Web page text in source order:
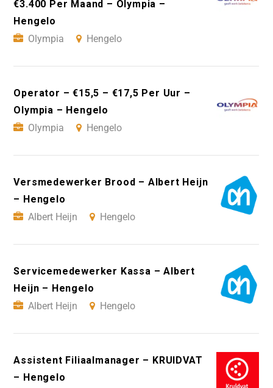
€3.400 Per Maand – Olympia –
Hengelo
Olympia
Hengelo
Operator – €15,5 – €17,5 Per Uur –
Olympia – Hengelo
Olympia
Hengelo
Versmedewerker Brood – Albert Heijn
– Hengelo
Albert Heijn
Hengelo
Servicemedewerker Kassa – Albert
Heijn – Hengelo
Albert Heijn
Hengelo
Assistent Filiaalmanager – KRUIDVAT
– Hengelo